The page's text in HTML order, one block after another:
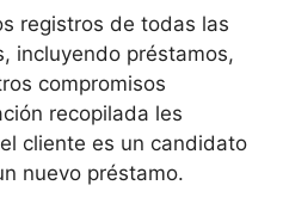
registros de todas las
incluyendo préstamos,
compromisos
recopilada les
cliente es un candidato
nuevo préstamo.